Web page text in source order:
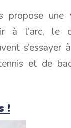
une
à l’arc, le
s’essayer
et de
!